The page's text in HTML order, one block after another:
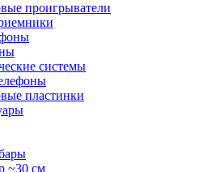
проигрыватели
системы
пластинки
~30 см